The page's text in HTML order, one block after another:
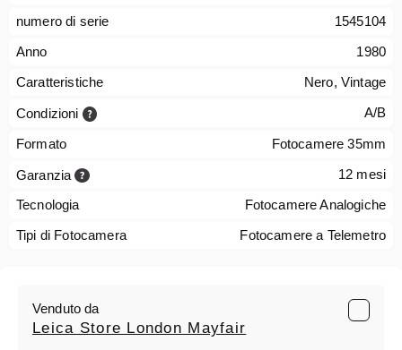
numero di serie
1545104
Anno
1980
Caratteristiche
Nero, Vintage
Condizioni A/B
Formato Fotocamere 35mm
Garanzia 12 mesi
Tecnologia
Fotocamere Analogiche
Tipi di Fotocamera
Fotocamere a Telemetro
Venduto da
Leica Store London Mayfair